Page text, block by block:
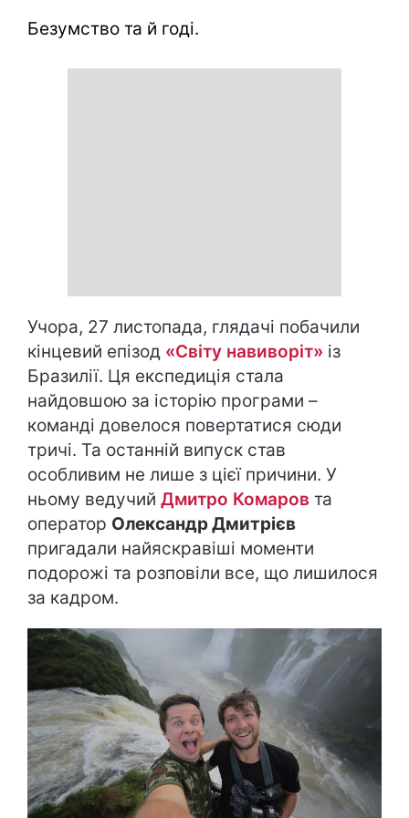
Безумство та й годі.
Учора, 27 листопада, глядачі побачили
кінцевий епізод «Світу навиворіт» із
Бразилії. Ця експедиція стала
найдовшою за історію програми –
команді довелося повертатися сюди
тричі. Та останній випуск став
особливим не лише з цієї причини. У
ньому ведучий Дмитро Комаров та
оператор Олександр Дмитрієв
пригадали найяскравіші моменти
подорожі та розповіли все, що лишилося
за кадром.